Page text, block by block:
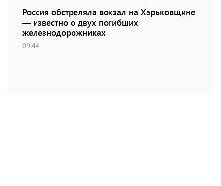
Россия обстреляла вокзал на Харьковщине
— известно о двух погибших
железнодорожниках
09:44